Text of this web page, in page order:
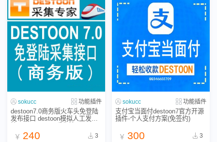
sokucc 功能插件
destoon7.0商务版火车头免登陆
发布接口 destoon模拟人工发布
￥ 240 3
sokucc 功能插件
支付宝当面付destoon7官方开源
插件-个人支付方案(免签约)
￥ 300 3